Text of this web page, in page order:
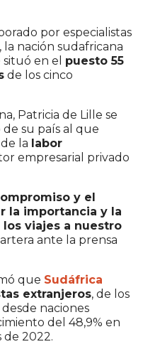
por especialistas
nación sudafricana
en el puesto 55
de los cinco
Patricia de Lille se
su país al que
la labor
empresarial privado
y el
la importancia y la
viajes a nuestro
ante la prensa
que Sudáfrica
extranjeros, de los
naciones
del 48,9% en
de 2022.